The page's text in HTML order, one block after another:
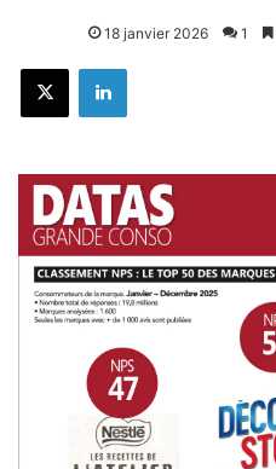
18 janvier 2026 1
X Linkedin